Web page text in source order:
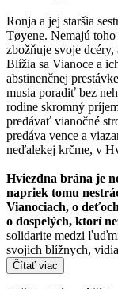
Ronja a jej staršia
Tøyene. Nemajú
zbožňuje svoje
Blížia sa Vianoce a
abstinenčnej
musia poradiť bez
rodine skromný
predávať vianočné
predáva vence a
neďalekej krčme, v
Hviezdna brána je
napriek tomu
Vianociach, o
o dospelých, ktorí
solidarite medzi
svojich blížnych,
Čítať viac